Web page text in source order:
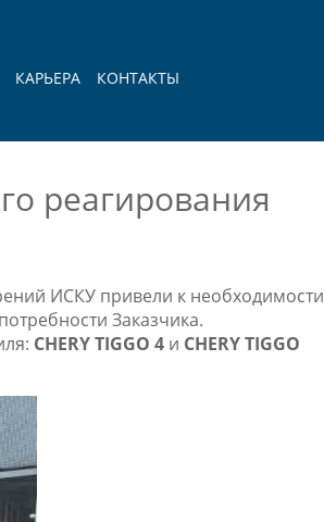
КАРЬЕРА КОНТАКТЫ
реагирования
ИСКУ привели к необходимости
Заказчика.
CHERY TIGGO 4 и CHERY TIGGO